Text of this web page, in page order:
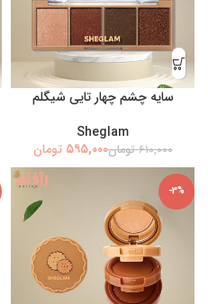
سایه چشم چهار تایی شیگلم
Sheglam
۶۱۰,۰۰۰ تومان۵۹۵,۰۰۰ تومان
-3%